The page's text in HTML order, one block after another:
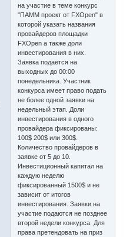
на участие в теме конкурс
"ПАММ проект от FXOpen" в
которой указать названия
провайдеров площадки
FXOpen а также доли
инвестирования в них.
Заявка подается на
выходных до 00:00
понедельника. Участник
конкурса имеет право подать
не более одной заявки на
недельный этап. Доли
инвестирования в одного
провайдера фиксированы:
100$ 200$ или 300$.
Количество провайдеров в
заявке от 5 до 10.
Инвестиционный капитал на
каждую неделю
фиксированный 1500$ и не
зависит от итогов
инвестирования. Заявки на
участие подаются не позднее
второй недели конкурса. Для
права претендовать на приз